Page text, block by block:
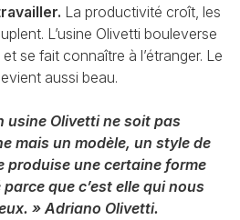
La productivité croît, les
L’usine Olivetti bouleverse
se fait connaître à l’étranger. Le
aussi beau.
usine Olivetti ne soit pas
mais un modèle, un style de
produise une certaine forme
parce que c’est elle qui nous
» Adriano Olivetti.